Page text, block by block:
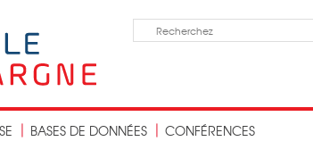
BASES DE DONNÉES
CONFÉRENCES